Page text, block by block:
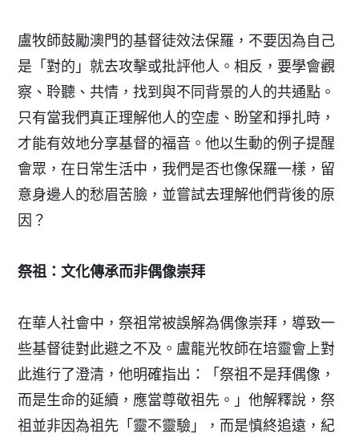
盧牧師鼓勵澳門的基督徒效法保羅，不要因為自己
是「對的」就去攻擊或批評他人。相反，要學會觀
察、聆聽、共情，找到與不同背景的人的共通點。
只有當我們真正理解他人的空虛、盼望和掙扎時，
才能有效地分享基督的福音。他以生動的例子提醒
會眾，在日常生活中，我們是否也像保羅一樣，留
意身邊人的愁眉苦臉，並嘗試去理解他們背後的原
因？
祭祖：文化傳承而非偶像崇拜
在華人社會中，祭祖常被誤解為偶像崇拜，導致一
些基督徒對此避之不及。盧龍光牧師在培靈會上對
此進行了澄清，他明確指出：「祭祖不是拜偶像，
而是生命的延續，應當尊敬祖先。」他解釋說，祭
祖並非因為祖先「靈不靈驗」，而是慎終追遠，紀